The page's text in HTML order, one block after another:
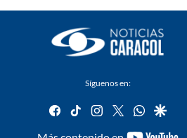
Síguenos en:
facebook
tiktok instagram
twitter